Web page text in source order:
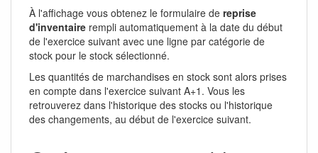
À l'affichage vous obtenez le formulaire de reprise
d'inventaire rempli automatiquement à la date du début
de l'exercice suivant avec une ligne par catégorie de
stock pour le stock sélectionné.
Les quantités de marchandises en stock sont alors prises
en compte dans l'exercice suivant A+1. Vous les
retrouverez dans l'historique des stocks ou l'historique
des changements, au début de l'exercice suivant.